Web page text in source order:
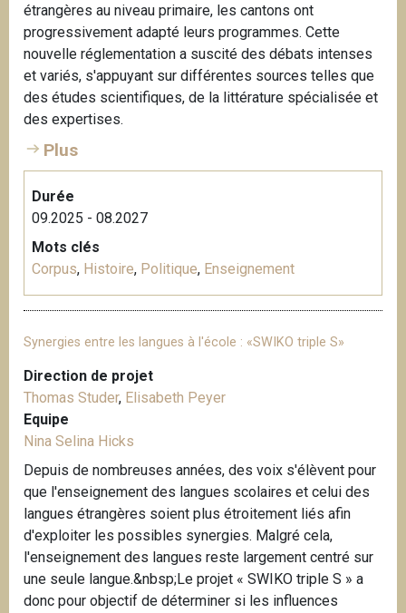
étrangères au niveau primaire, les cantons ont
progressivement adapté leurs programmes. Cette
nouvelle réglementation a suscité des débats intenses
et variés, s'appuyant sur différentes sources telles que
des études scientifiques, de la littérature spécialisée et
des expertises.
Plus
Durée
09.2025 - 08.2027
Mots clés
Corpus, Histoire, Politique, Enseignement
Synergies entre les langues à l'école : «SWIKO triple S»
Direction de projet
Thomas Studer, Elisabeth Peyer
Equipe
Nina Selina Hicks
Depuis de nombreuses années, des voix s'élèvent pour
que l'enseignement des langues scolaires et celui des
langues étrangères soient plus étroitement liés afin
d'exploiter les possibles synergies. Malgré cela,
l'enseignement des langues reste largement centré sur
une seule langue.&nbsp;Le projet « SWIKO triple S » a
donc pour objectif de déterminer si les influences